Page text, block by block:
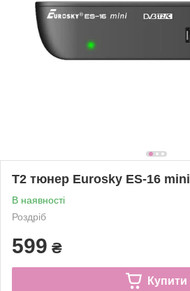
Т2 тюнер Eurosky ES-16 mini
В наявності
Роздріб
599 ₴
Купити